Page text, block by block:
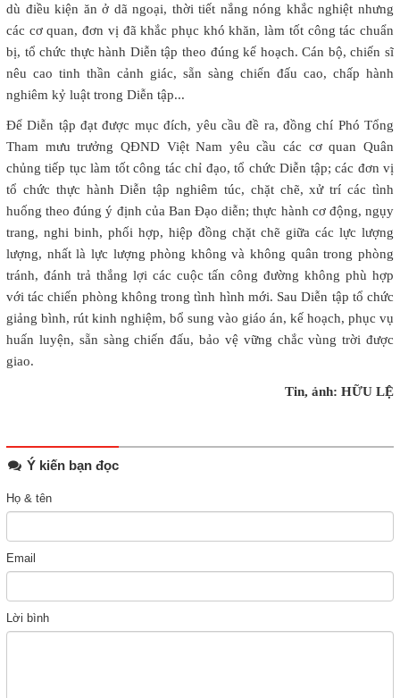
dù điều kiện ăn ở dã ngoại, thời tiết nắng nóng khắc nghiệt nhưng
các cơ quan, đơn vị đã khắc phục khó khăn, làm tốt công tác chuẩn
bị, tổ chức thực hành Diễn tập theo đúng kế hoạch. Cán bộ, chiến sĩ
nêu cao tinh thần cảnh giác, sẵn sàng chiến đấu cao, chấp hành
nghiêm kỷ luật trong Diễn tập...
Để Diễn tập đạt được mục đích, yêu cầu đề ra, đồng chí Phó Tổng
Tham mưu trưởng QĐND Việt Nam yêu cầu các cơ quan Quân
chủng tiếp tục làm tốt công tác chỉ đạo, tổ chức Diễn tập; các đơn vị
tổ chức thực hành Diễn tập nghiêm túc, chặt chẽ, xử trí các tình
huống theo đúng ý định của Ban Đạo diễn; thực hành cơ động, ngụy
trang, nghi binh, phối hợp, hiệp đồng chặt chẽ giữa các lực lượng
lượng, nhất là lực lượng phòng không và không quân trong phòng
tránh, đánh trả thắng lợi các cuộc tấn công đường không phù hợp
với tác chiến phòng không trong tình hình mới. Sau Diễn tập tổ chức
giảng bình, rút kinh nghiệm, bổ sung vào giáo án, kế hoạch, phục vụ
huấn luyện, sẵn sàng chiến đấu, bảo vệ vững chắc vùng trời được
giao.
Tin, ảnh: HỮU LỆ
Ý kiến bạn đọc
Họ & tên
Email
Lời bình